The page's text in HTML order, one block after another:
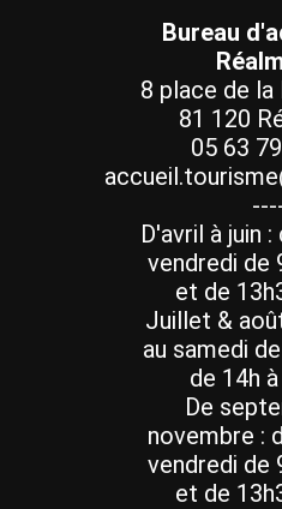
Bureau
8 place de la
81 120
05 63
D'avril à juin
vendredi de
et de
Juillet &
au samedi
de 14h
De
novembre :
vendredi de
et de